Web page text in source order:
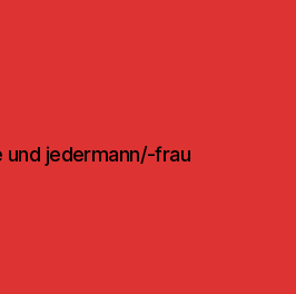
und jedermann/-frau